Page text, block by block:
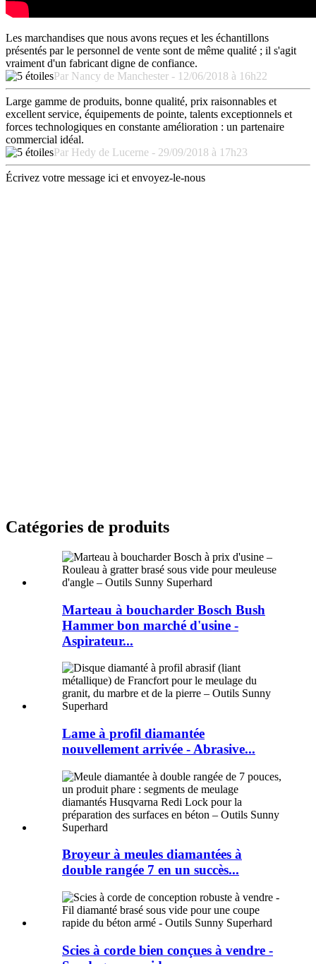
Les marchandises que nous avons reçues et les échantillons
présentés par le personnel de vente sont de même qualité ; il s'agit
vraiment d'un fabricant digne de confiance.
Par Nancy de Manchester - 12/06/2018 à 16h22
Large gamme de produits, bonne qualité, prix raisonnables et
excellent service, équipements de pointe, talents exceptionnels et
forces technologiques en constante amélioration : un partenaire
commercial idéal.
Par Hedy de Lucerne - 29/09/2018 à 17h23
Écrivez votre message ici et envoyez-le-nous
Catégories de produits
Marteau à boucharder Bosch Bush
Hammer bon marché d'usine -
Aspirateur...
Lame à profil diamantée
nouvellement arrivée - Abrasive...
Broyeur à meules diamantées à
double rangée 7 en un succès...
Scies à corde bien conçues à vendre -